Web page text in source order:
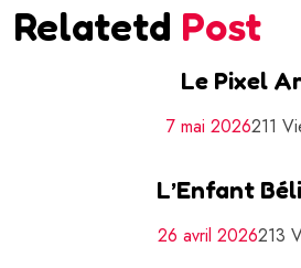
Relatetd Post
Le Pixel
7 mai 2026211
L’Enfant
26 avril 2026213